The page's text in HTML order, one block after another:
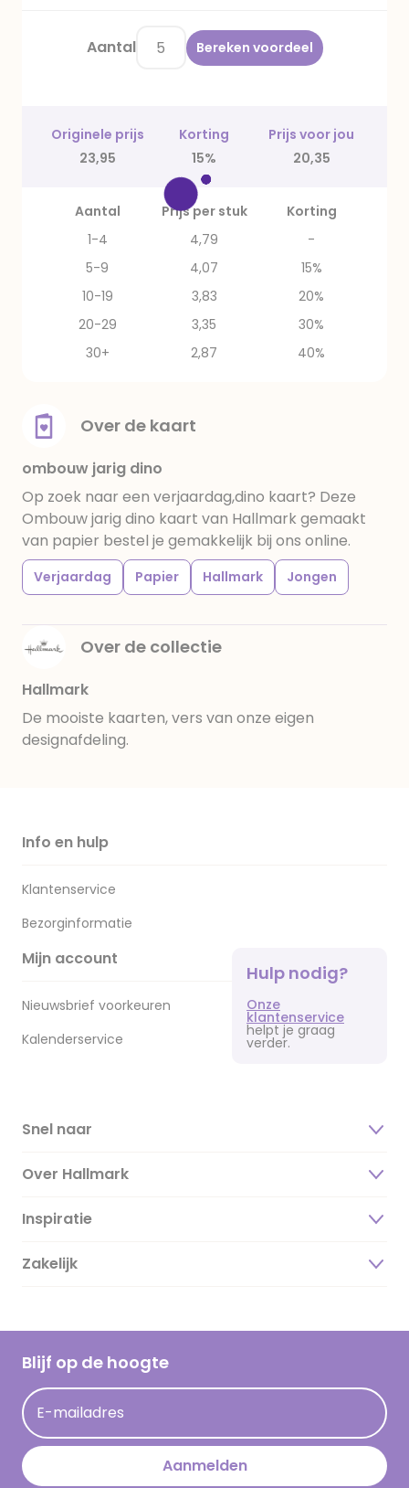
Aantal Bereken voordeel
Originele prijs Korting
Prijs voor jou
23,95
15% 20,35
Aantal Prijs per stuk
Korting
1-4
4,79
-
5-9
4,07
15%
10-19
3,83
20%
20-29
3,35
30%
30+
2,87 40%
Over de kaart
ombouw jarig dino
Op zoek naar een verjaardag,dino kaart? Deze
Ombouw jarig dino kaart van Hallmark gemaakt
van papier bestel je gemakkelijk bij ons online.
Verjaardag Papier Hallmark Jongen
Over de collectie
Hallmark
De mooiste kaarten, vers van onze eigen
designafdeling.
Info en hulp
Klantenservice
Bezorginformatie
Mijn account
Nieuwsbrief voorkeuren
Kalenderservice
Hulp nodig?
Onze
klantenservice
helpt je graag
verder.
Snel naar
Over Hallmark
Over ons
Duurzaamheid
Hallmark Kaartclub
Acties
Persberichten
Hallmark en Kinderpostzegels
Inspiratie
Magazine
Cadeau inspiratie
Kaartinspiratie
Zakelijk
Blijf op de hoogte
E-mailadres
Aanmelden